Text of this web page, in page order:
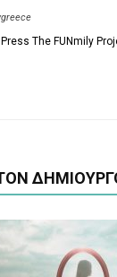
The FUNmily